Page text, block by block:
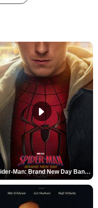
Spider-Man: Brand New Day Bande-annonce VO STFR